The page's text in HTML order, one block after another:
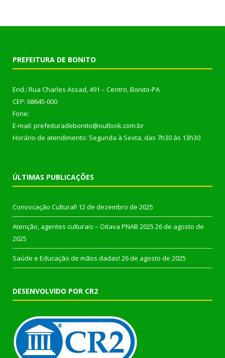
PREFEITURA DE BONITO
End.: Rua Charles Assad, 491 – Centro, Bonito-PA
CEP: 68645-000
Fone:
E-mail: prefeituradebonito@outlook.com.br
Horário de atendimento: Segunda à Sexta, das 7h30 às 13h30
ÚLTIMAS PUBLICAÇÕES
Convocação Cultural! 12 de dezembro de 2025
Atenção, agentes culturais – Oitava PNAB 2025 26 de agosto de
2025
Saúde e Educação de mãos dadas! 26 de agosto de 2025
DESENVOLVIDO POR CR2